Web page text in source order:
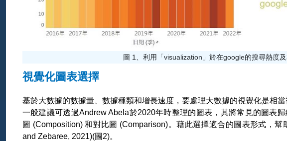
圖 1、利用「visualization」於在google的搜尋熱度
視覺化圖表選擇
基於大數據的數據量、數據種類和增長速度，要處理大數據的視覺化是相當
一般建議可透過Andrew Abela於2020年時整理的圖表，其將常見的圖表
圖 (Composition) 和對比圖 (Comparison)。藉此選擇適合的圖表形式，
and Zebaree, 2021)(圖2)。